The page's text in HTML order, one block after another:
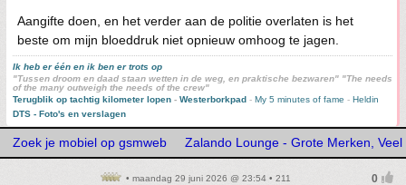
Aangifte doen, en het verder aan de politie overlaten is het
beste om mijn bloeddruk niet opnieuw omhoog te jagen.
Ik heb er één en ik ben er trots op
"Tussen droom en daad staan wetten in de weg, en praktische bezwaren" "The needs
of the many outweigh the needs of the crew"
Terugblik op tachtig kilometer lopen - Westerborkpad - My 5 minutes of fame - Heldin
DTS - Foto's en verslagen
Zoek je mobiel op gsmweb Zalando Lounge - Grote Merken, Veel
• maandag 29 juni 2026 @ 23:54 • 211